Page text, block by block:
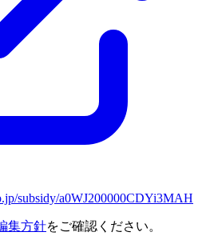
subsidy/a0WJ200000CDYi3MAH
集方針をご確認ください。